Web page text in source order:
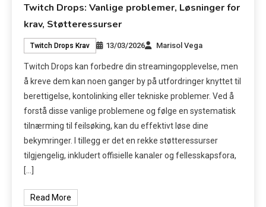
Twitch Drops: Vanlige problemer, Løsninger for
krav, Støtteressurser
Twitch Drops Krav 13/03/2026 Marisol Vega
Twitch Drops kan forbedre din streamingopplevelse, men
å kreve dem kan noen ganger by på utfordringer knyttet til
berettigelse, kontolinking eller tekniske problemer. Ved å
forstå disse vanlige problemene og følge en systematisk
tilnærming til feilsøking, kan du effektivt løse dine
bekymringer. I tillegg er det en rekke støtteressurser
tilgjengelig, inkludert offisielle kanaler og fellesskapsfora,
[…]
Read More